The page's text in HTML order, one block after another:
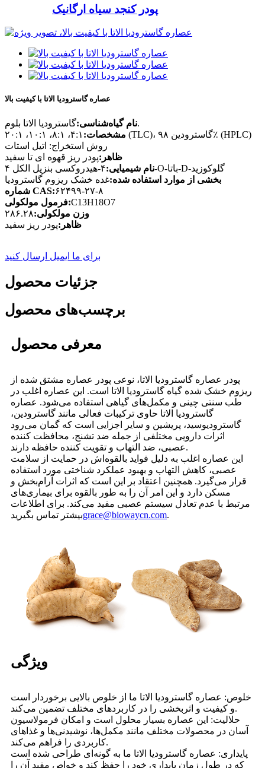
پودر کنجد سیاه ارگانیک
عصاره گاسترودیا الاتا با کیفیت بالا
نام گیاه‌شناسی:گاسترودیا الاتا بلوم.
مشخصات:
۴:۱، ۸:۱، ۱۰:۱، ۲۰:۱ (TLC)، گاسترودین ۹۸٪ (HPLC)
روش استخراج: اتیل استات
ظاهر:پودر ریز قهوه ای تا سفید
نام شیمیایی:
۴-هیدروکسی بنزیل الکل ۴-O-باتا-D-گلوکوزید
بخشی از موارد استفاده شده:غده خشک ریزوم گاسترودیا
شماره CAS:۶۲۴۹۹-۲۷-۸
فرمول مولکولی:C13H18O7
وزن مولکولی:۲۸۶.۲۸
ظاهر:پودر ریز سفید
برای ما ایمیل ارسال کنید
جزئیات محصول
برچسب‌های محصول
معرفی محصول
پودر عصاره گاسترودیا الاتا، نوعی پودر عصاره مشتق شده از
ریزوم خشک شده گیاه گاسترودیا الاتا است. این عصاره اغلب در
طب سنتی چینی و مکمل‌های گیاهی استفاده می‌شود. عصاره
گاسترودیا الاتا حاوی ترکیبات فعالی مانند گاسترودین،
گاسترودیوسید، پریشین و سایر اجزایی است که گمان می‌رود
اثرات دارویی مختلفی از جمله ضد تشنج، محافظت کننده
عصبی، ضد التهاب و تقویت کننده حافظه دارند.
این عصاره اغلب به دلیل فواید بالقوه‌اش در حمایت از سلامت
عصبی، کاهش التهاب و بهبود عملکرد شناختی مورد استفاده
قرار می‌گیرد. همچنین اعتقاد بر این است که اثرات آرام‌بخش و
مسکن دارد و این امر آن را به طور بالقوه برای بیماری‌های
مرتبط با عدم تعادل سیستم عصبی مفید می‌کند. برای اطلاعات
بیشتر تماس بگیریدgrace@biowaycn.com.
ویژگی
خلوص: عصاره گاسترودیا الاتا ما از خلوص بالایی برخوردار است
و کیفیت و اثربخشی را در کاربردهای مختلف تضمین می‌کند.
حلالیت: این عصاره بسیار محلول است و امکان فرمولاسیون
آسان در محصولات مختلف مانند مکمل‌ها، نوشیدنی‌ها و غذاهای
کاربردی را فراهم می‌کند.
پایداری: عصاره گاسترودیا الاتا ما به گونه‌ای طراحی شده است
که در طول زمان پایداری خود را حفظ کند و خواص مفید آن را